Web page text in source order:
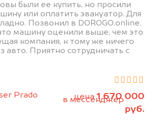
были ее купить, но просили
или оплатить эвакуатор. Для
Позвонил в DOROGO.online.
машину оценили выше, чем это
компания, к тому же ничего
авто. Приятно сотрудничать с
Prado
цена1 670 000
руб.
WhatsApp*, в мессенджер